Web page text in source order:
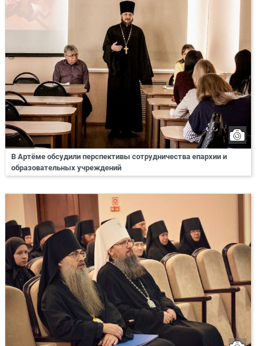
В Артёме обсудили перспективы сотрудничества епархии и
образовательных учреждений